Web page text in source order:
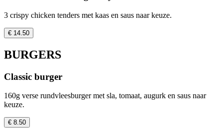
3 crispy chicken tenders met kaas en saus naar keuze.
€ 14.50
BURGERS
Classic burger
160g verse rundvleesburger met sla, tomaat, augurk en saus naar
keuze.
€ 8.50